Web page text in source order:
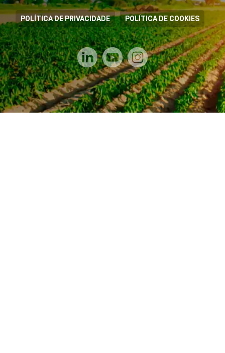
POLÍTICA DE PRIVACIDADE POLÍTICA DE COOKIES